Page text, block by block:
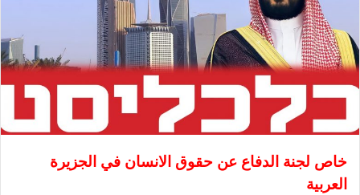
خاص لجنة الدفاع عن حقوق الانسان في الجزيرة
العربية